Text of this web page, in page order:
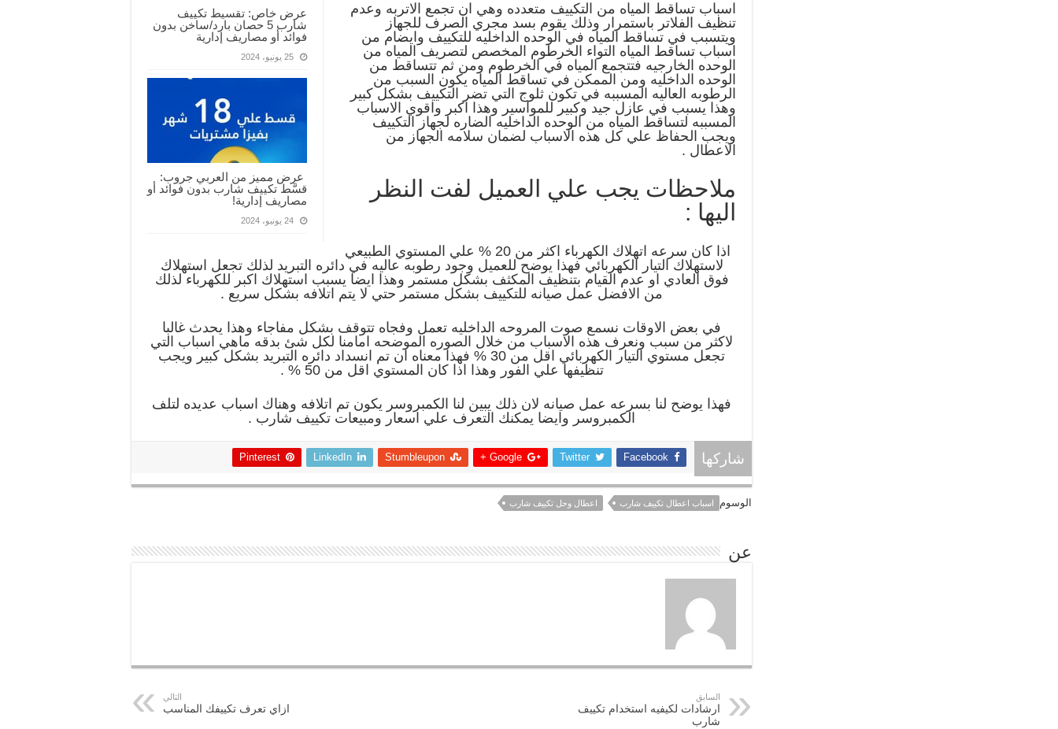
عرض خاص: تقسيط تكييف
شارب 5 حصان بارد/ساخن بدون
فوائد أو مصاريف إدارية
25 يونيو، 2024
عرض مميز من العربي جروب:
قسَّط تكييف شارب بدون فوائد أو
مصاريف إدارية!
24 يونيو، 2024
اسباب تساقط المياه من التكييف متعدده وهي ان تجمع الاتربه وعدم
تنظيف الفلاتر باستمرار وذلك يقوم بسد مجري الصرف للجهاز
ويتسبب في تساقط المياه في الوحده الداخليه للتكييف وايضام من
اسباب تساقط المياه التواء الخرطوم المخصص لتصريف المياه من
الوحده الخارجيه فتتجمع المياه في الخرطوم ومن ثم تتساقط من
الوحده الداخليه ومن الممكن في تساقط المياه يكون السبب من
الرطوبه العاليه المسببه في تكون ثلوج التي تضر التكييف بشكل كبير
وهذا يسبب في عازل جيد وكبير للمواسير وهذا اكبر واقوي الاسباب
المسببه لتساقط المياه من الوحده الداخليه الضاره لجهاز التكييف
ويجب الحفاظ علي كل هذه الاسباب لضمان سلامه الجهاز من
الاعطال .
ملاحظات يجب علي العميل لفت النظر
اليها :
اذا كان سرعه اتهلاك الكهرباء اكثر من 20 % علي المستوي الطبيعي
لاستهلاك التيار الكهربائي فهذا يوضح للعميل وجود رطوبه عاليه في دائره التبريد لذلك تجعل استهلاك
فوق العادي او عدم القيام بتنظيف المكثف بشكل مستمر وهذا ايضا يسبب استهلاك اكبر للكهرباء لذلك
من الافضل عمل صيانه للتكييف بشكل مستمر حتي لا يتم اتلافه بشكل سريع .
في بعض الاوقات نسمع صوت المروحه الداخليه تعمل وفجاه تتوقف بشكل مفاجاء وهذا يحدث غالبا
لاكثر من سبب ونعرف هذه الاسباب من خلال الصوره الموضحه امامنا لكل شئ بدقه ماهي اسباب التي
تجعل مستوي التيار الكهربائي اقل من 30 % فهذا معناه ان تم انسداد دائره التبريد بشكل كبير ويجب
تنظيفها علي الفور وهذا اذا كان المستوي اقل من 50 % .
فهذا يوضح لنا بسرعه عمل صيانه لان ذلك يبين لنا الكمبروسر يكون تم اتلافه وهناك اسباب عديده لتلف
الكمبروسر وايضا يمكنك التعرف علي اسعار ومبيعات تكييف شارب .
شاركها Facebook
Twitter
Google +
Stumbleupon
LinkedIn
Pinterest
الوسوم اسباب اعطال تكييف شارب اعطال وحل تكييف شارب
عن
السابق
ارشادات لكيفيه استخدام تكييف
شارب
التالي
ازاي تعرف تكييفك المناسب